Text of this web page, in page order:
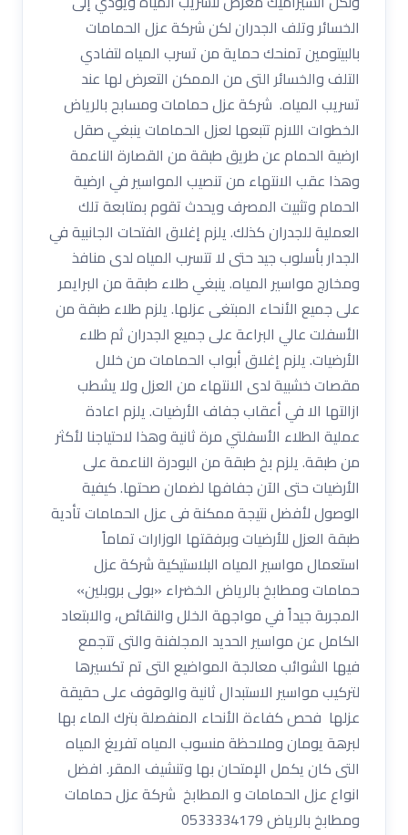
الخسائر وتلف الجدران لكن شركة عزل الحمامات
بالبيتومين تمنحك حماية من تسرب المياه لتفادي
التلف والخسائر التى من الممكن التعرض لها عند
تسريب المياه. شركة عزل حمامات ومسابح بالرياض
الخطوات اللازم تتبعها لعزل الحمامات ينبغي صقل
ارضية الحمام عن طريق طبقة من القصارة الناعمة
وهذا عقب الانتهاء من تنصيب المواسير في ارضية
الحمام وتثبيت المصرف ويحدث تقوم بمتابعة تلك
العملية للجدران كذلك. يلزم إغلاق الفتحات الجانبية في
الجدار بأسلوب جيد حتى لا تتسرب المياه لدى منافذ
ومخارج مواسير المياه. ينبغي طلاء طبقة من البرايمر
على جميع الأنحاء المبتغى عزلها. يلزم طلاء طبقة من
الأسفلت عالي البراعة على جميع الجدران ثم طلاء
الأرضيات. يلزم إغلاق أبواب الحمامات من خلال
مقصات خشبية لدى الانتهاء من العزل ولا يشطب
ازالتها الا في أعقاب جفاف الأرضيات. يلزم اعادة
عملية الطلاء الأسفلتي مرة ثانية وهذا لاحتياجنا لأكثر
من طبقة. يلزم بخ طبقة من البودرة الناعمة على
الأرضيات حتى الآن جفافها لضمان صحتها. كيفية
الوصول لأفضل نتيجة ممكنة فى عزل الحمامات تأدية
طبقة العزل للأرضيات وبرفقتها الوزارات تماماً
استعمال مواسير المياه البلاستيكية شركة عزل
حمامات ومطابخ بالرياض الخضراء «بولى بروبلين»
المجربة جيداً في مواجهة الخلل والنقائص، والابتعاد
الكامل عن مواسير الحديد المجلفنة والتى تتجمع
فيها الشوائب معالجة المواضيع التى تم تكسيرها
لتركيب مواسير الاستبدال ثانية والوقوف على حقيقة
عزلها فحص كفاءة الأنحاء المنفصلة بترك الماء بها
لبرهة يومان وملاحظة منسوب المياه تفريغ المياه
التى كان يكمل الإمتحان بها وتنشيف المقر. افضل
انواع عزل الحمامات و المطابخ شركة عزل حمامات
ومطابخ بالرياض 0533334179